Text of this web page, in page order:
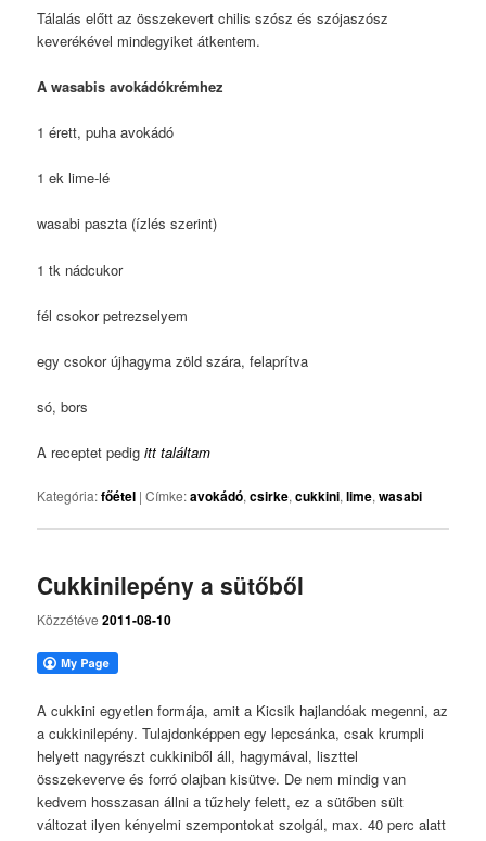
Tálalás előtt az összekevert chilis szósz és szójaszósz
keverékével mindegyiket átkentem.
A wasabis avokádókrémhez
1 érett, puha avokádó
1 ek lime-lé
wasabi paszta (ízlés szerint)
1 tk nádcukor
fél csokor petrezselyem
egy csokor újhagyma zöld szára, felaprítva
só, bors
A receptet pedigitt találtam
Kategória:főétel |Címke:avokádó,csirke,cukkini,lime,wasabi
Cukkinilepény a sütőből
Közzétéve2011-08-10
A cukkini egyetlen formája, amit a Kicsik hajlandóak megenni, az
a cukkinilepény. Tulajdonképpen egy lepcsánka, csak krumpli
helyett nagyrészt cukkiniből áll, hagymával, liszttel
összekeverve és forró olajban kisütve. De nem mindig van
kedvem hosszasan állni a tűzhely felett, ez a sütőben sült
változat ilyen kényelmi szempontokat szolgál, max. 40 perc alatt